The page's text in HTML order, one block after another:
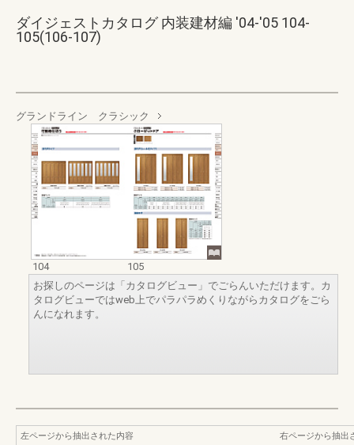
ダイジェストカタログ 内装建材編 '04-'05 104-
105(106-107)
グランドライン クラシック
104
105
お探しのページは「カタログビュー」でごらんいただけます。カ
タログビューではweb上でパラパラめくりながらカタログをごら
んになれます。
左ページから抽出された内容
右ページから抽出